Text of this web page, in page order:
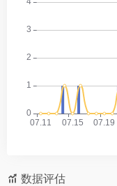
数据评估